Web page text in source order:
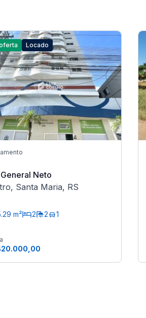
Locado
General Neto
Santa Maria, RS
m² 2 2 1